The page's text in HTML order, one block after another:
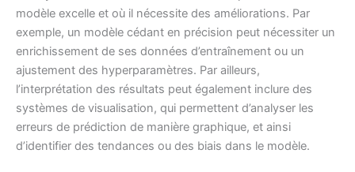
modèle excelle et où il nécessite des améliorations. Par
exemple, un modèle cédant en précision peut nécessiter un
enrichissement de ses données d’entraînement ou un
ajustement des hyperparamètres. Par ailleurs,
l’interprétation des résultats peut également inclure des
systèmes de visualisation, qui permettent d’analyser les
erreurs de prédiction de manière graphique, et ainsi
d’identifier des tendances ou des biais dans le modèle.